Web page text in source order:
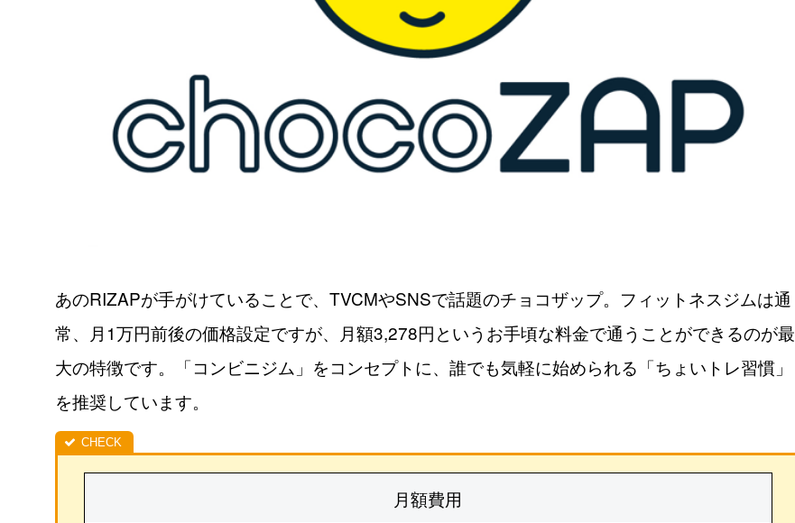
あのRIZAPが手がけていることで、TVCMやSNSで話題のチョコザップ。フィットネスジムは通
常、月1万円前後の価格設定ですが、月額3,278円というお手頃な料金で通うことができるのが最
大の特徴です。「コンビニジム」をコンセプトに、誰でも気軽に始められる「ちょいトレ習慣」
を推奨しています。
月額費用